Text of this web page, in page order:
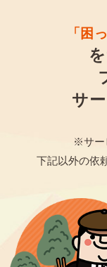
「困
サ
※サー
下記以外の依